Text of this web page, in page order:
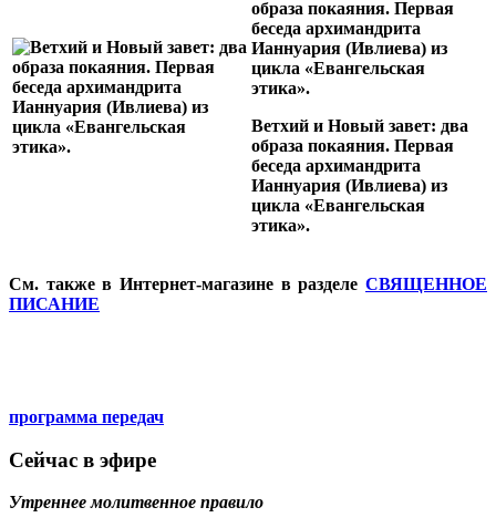
образа покаяния. Первая
беседа архимандрита
Ианнуария (Ивлиева) из
цикла «Евангельская
этика».
Ветхий и Новый завет: два
образа покаяния. Первая
беседа архимандрита
Ианнуария (Ивлиева) из
цикла «Евангельская
этика».
См. также в Интернет-магазине в разделе СВЯЩЕННОЕ
ПИСАНИЕ
программа передач
Сейчас в эфире
Утреннее молитвенное правило